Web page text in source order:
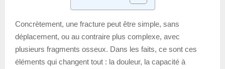
Concrètement, une fracture peut être simple, sans
déplacement, ou au contraire plus complexe, avec
plusieurs fragments osseux. Dans les faits, ce sont ces
éléments qui changent tout : la douleur, la capacité à